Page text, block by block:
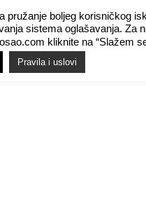
pružanje boljeg korisničkog
sistema oglašavanja. Za
kliknite na “Slažem
Pravila i uslovi